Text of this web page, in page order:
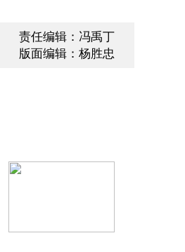
责任编辑：冯禹丁
版面编辑：杨胜忠